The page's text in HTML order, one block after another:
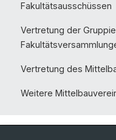
Fakultätsausschüssen
Vertretung der
Vertretung des
Weitere